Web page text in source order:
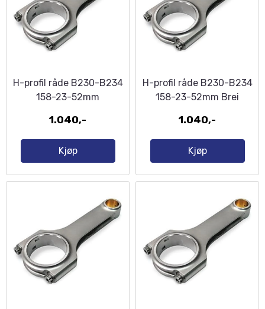
H-profil råde B230-B234
158-23-52mm
1.040,-
Kjøp
H-profil råde B230-B234
158-23-52mm Brei
1.040,-
Kjøp